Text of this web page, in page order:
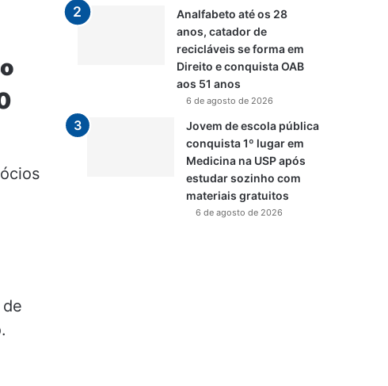
Analfabeto até os 28
anos, catador de
recicláveis se forma em
Direito e conquista OAB
aos 51 anos
6 de agosto de 2026
Jovem de escola pública
conquista 1º lugar em
Medicina na USP após
estudar sozinho com
materiais gratuitos
6 de agosto de 2026